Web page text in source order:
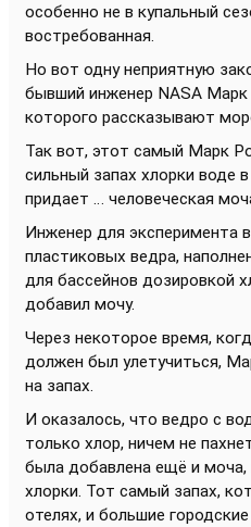
особенно не в купальный
востребованная.
Но вот одну неприятную
бывший инженер NASA Марк
которого рассказывают
Так вот, этот самый Марк
сильный запах хлорки воде
придает … человеческая
Инженер для эксперимента
пластиковых ведра,
для бассейнов дозировкой
добавил мочу.
Через некоторое время,
должен был улетучиться,
на запах.
И оказалось, что ведро с
только хлор, ничем не
была добавлена ещё и моча,
хлорки. Тот самый запах,
отелях, и большие